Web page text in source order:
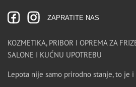
ZAPRATITE NAS
KOZMETIKA, PRIBOR I OPREMA ZA
SALONE I KUĆNU UPOTREBU
Lepota nije samo prirodno stanje, to je i